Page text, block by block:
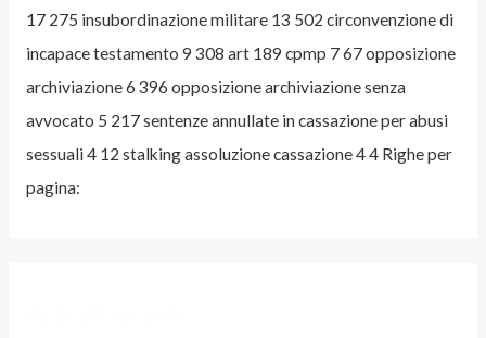
A
T
O
P
E
N
17 275 insubordinazione militare 13 502 circonvenzione di
incapace testamento 9 308 art 189 cpmp 7 67 opposizione
archiviazione 6 396 opposizione archiviazione senza
avvocato 5 217 sentenze annullate in cassazione per abusi
sessuali 4 12 stalking assoluzione cassazione 4 4 Righe per
pagina: